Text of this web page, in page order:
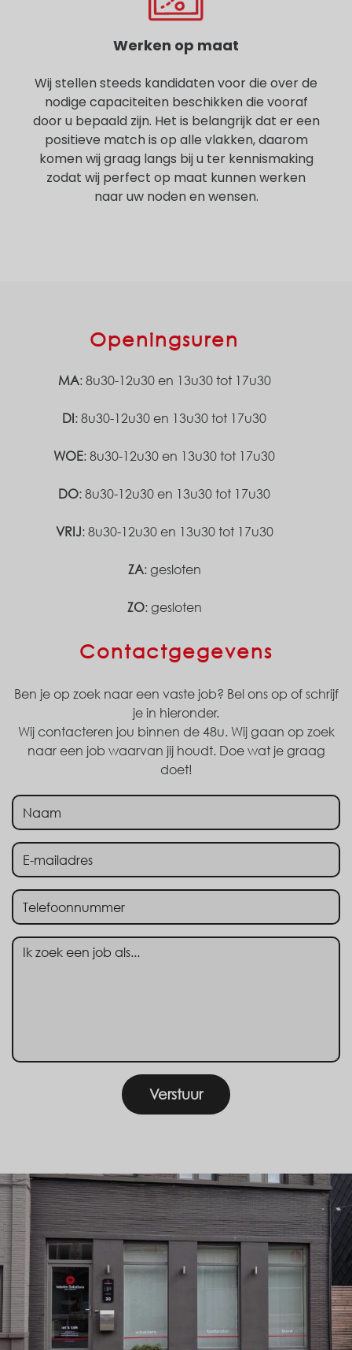
Werken op maat
Wij stellen steeds kandidaten voor die over de
nodige capaciteiten beschikken die vooraf
door u bepaald zijn. Het is belangrijk dat er een
positieve match is op alle vlakken, daarom
komen wij graag langs bij u ter kennismaking
zodat wij perfect op maat kunnen werken
naar uw noden en wensen.
Openingsuren
MA: 8u30-12u30 en 13u30 tot 17u30
DI: 8u30-12u30 en 13u30 tot 17u30
WOE: 8u30-12u30 en 13u30 tot 17u30
DO: 8u30-12u30 en 13u30 tot 17u30
VRIJ: 8u30-12u30 en 13u30 tot 17u30
ZA: gesloten
ZO: gesloten
Contactgegevens
Ben je op zoek naar een vaste job? Bel ons op of schrijf
je in hieronder.
Wij contacteren jou binnen de 48u. Wij gaan op zoek
naar een job waarvan jij houdt. Doe wat je graag
doet!
Verstuur